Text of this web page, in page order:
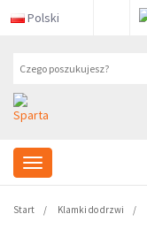
Polski
Start Klamki do drzwi